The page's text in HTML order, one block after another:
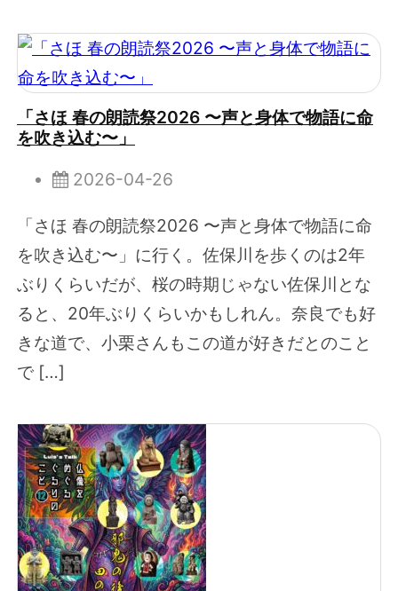
「さほ 春の朗読祭2026 〜声と身体で物語に命
を吹き込む〜」
2026-04-26
「さほ 春の朗読祭2026 〜声と身体で物語に命
を吹き込む〜」に行く。佐保川を歩くのは2年
ぶりくらいだが、桜の時期じゃない佐保川とな
ると、20年ぶりくらいかもしれん。奈良でも好
きな道で、小栗さんもこの道が好きだとのこと
で […]